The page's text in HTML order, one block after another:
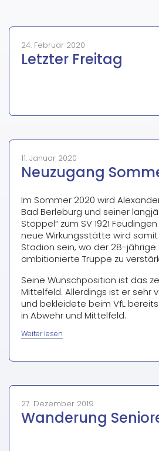
24. Februar 2020
Letzter Freitag
11. Januar 2020
Neuzugang
Im Sommer 2020 wird
Bad Berleburg und seiner
Stöppel“ zum SV 1921
neue Wirkungsstätte wird
Stadion sein, wo der 28-
ambitionierte Truppe zu
Seine Wunschposition ist das
Mittelfeld. Allerdings ist er sehr
und bekleidete beim VfL
in Abwehr und Mittelfeld.
Weiter lesen
27. Dezember 2019
Wanderung